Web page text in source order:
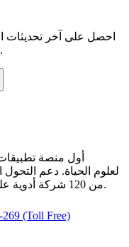
احصل على آخر تحديثات
يتم تسليمها إلى صندوق الوارد الخاص بك.
أول منصة
من 120 شركة أدوية على مستوى العالم مع أكثر من 500 تطبيق.
269 (Toll Free)